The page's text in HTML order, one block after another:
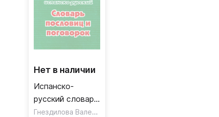
Нет в наличии
Испанско-
русский словарь
пословиц и
Гнездилова Валерия Александровна